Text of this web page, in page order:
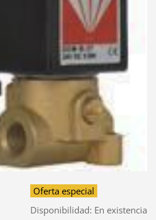
Oferta especial
Disponibilidad: En existencia